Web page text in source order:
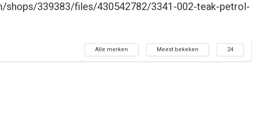
shops/339383/files/430542782/3341-002-teak-petrol-
Alle merken Meest bekeken 24